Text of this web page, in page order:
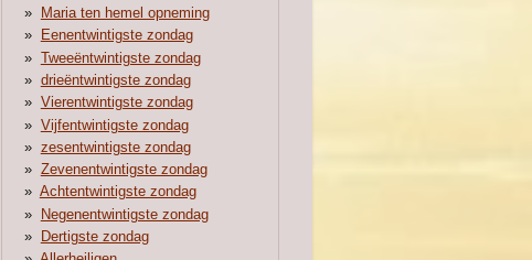
Maria ten hemel opneming
Eenentwintigste zondag
Tweeëntwintigste zondag
drieëntwintigste zondag
Vierentwintigste zondag
Vijfentwintigste zondag
zesentwintigste zondag
Zevenentwintigste zondag
Achtentwintigste zondag
Negenentwintigste zondag
Dertigste zondag